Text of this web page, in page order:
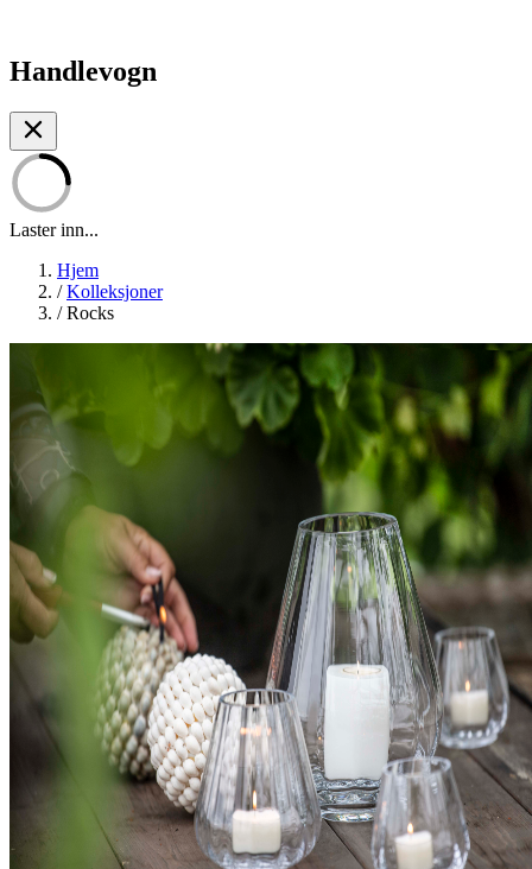
Handlevogn
Laster inn...
Hjem
/ Kolleksjoner
/ Rocks